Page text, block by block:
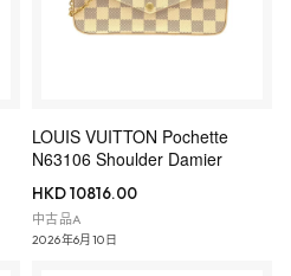
LOUIS VUITTON Pochette
N63106 Shoulder Damier
HKD 10816.00
中古品A
2026年6月10日